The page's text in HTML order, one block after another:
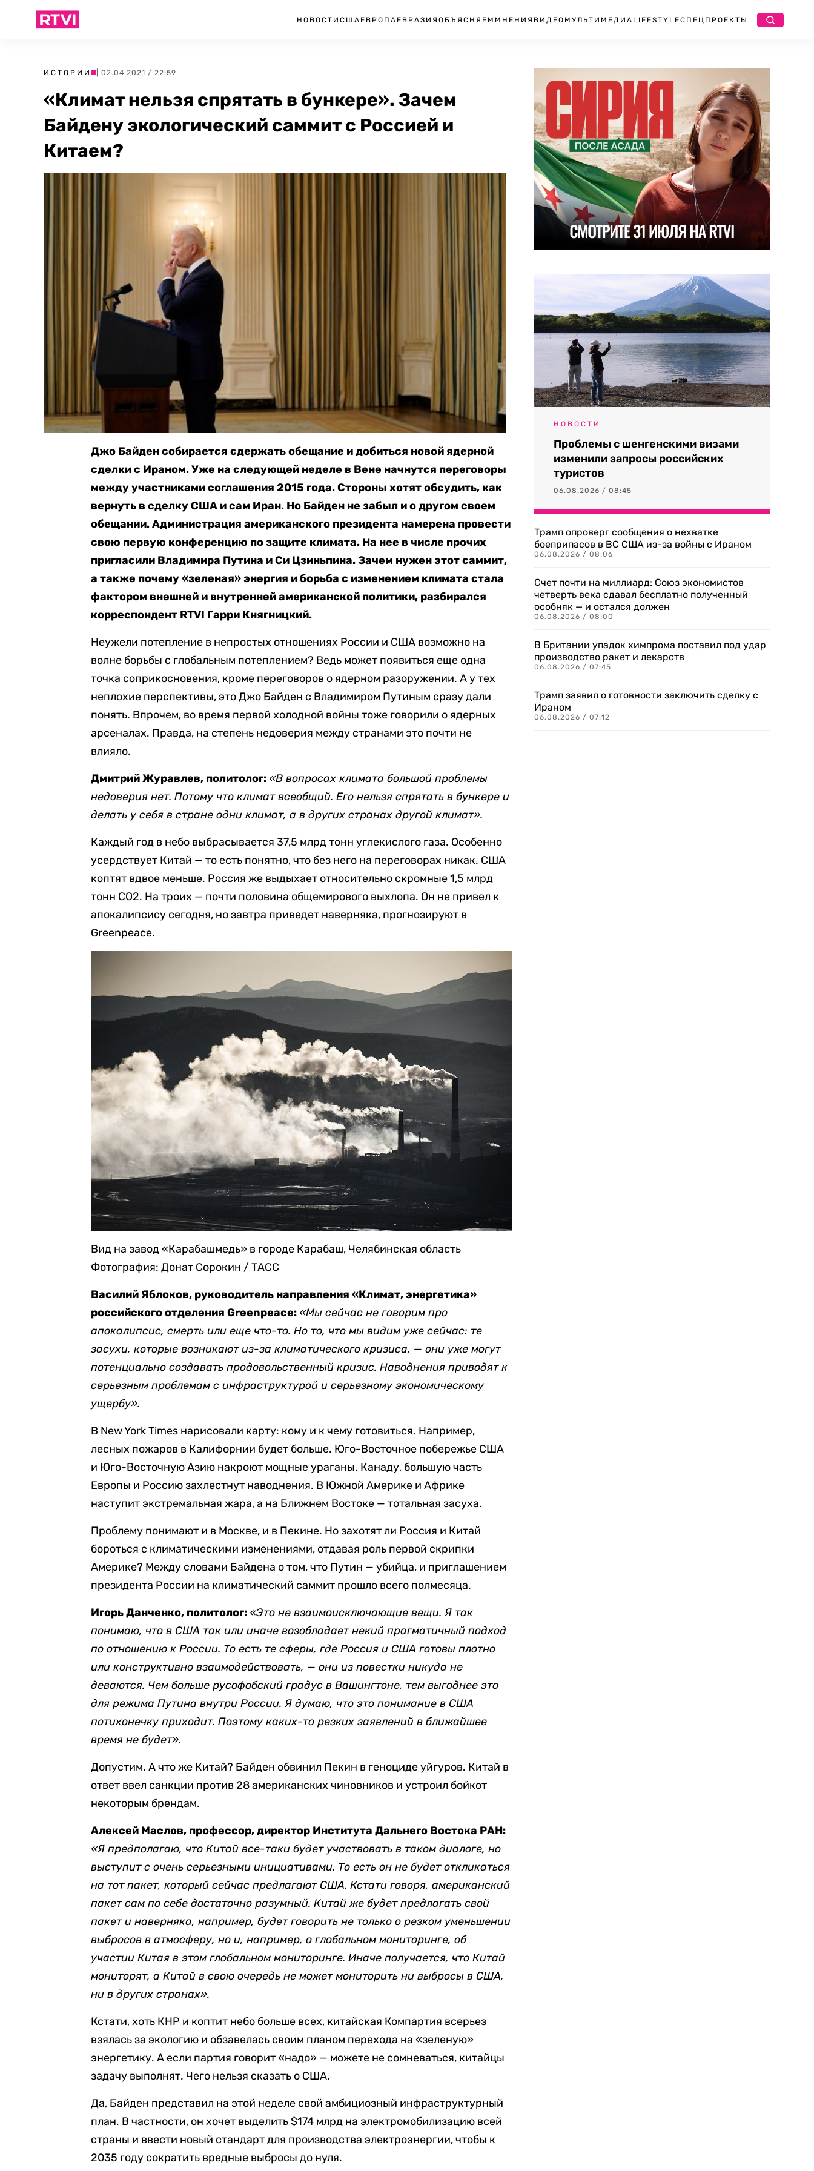
НОВОСТИ США ЕВРОПА ЕВРАЗИЯ ОБЪЯСНЯЕМ МНЕНИЯ ВИДЕО МУЛЬТИМЕДИА LIFESTYLEСПЕЦПРОЕКТЫ
ИСТОРИИ | 02.04.2021 / 22:59
«Климат нельзя спрятать в бункере». Зачем
Байдену экологический саммит с Россией и
Китаем?
Джо Байден собирается сдержать обещание и добиться новой ядерной
сделки с Ираном. Уже на следующей неделе в Вене начнутся переговоры
между участниками соглашения 2015 года. Стороны хотят обсудить, как
вернуть в сделку США и сам Иран. Но Байден не забыл и о другом своем
обещании. Администрация американского президента намерена провести
свою первую конференцию по защите климата. На нее в числе прочих
пригласили Владимира Путина и Си Цзиньпина. Зачем нужен этот саммит,
а также почему «зеленая» энергия и борьба с изменением климата стала
фактором внешней и внутренней американской политики, разбирался
корреспондент RTVI Гарри Княгницкий.
Неужели потепление в непростых отношениях России и США возможно на
волне борьбы с глобальным потеплением? Ведь может появиться еще одна
точка соприкосновения, кроме переговоров о ядерном разоружении. А у тех
неплохие перспективы, это Джо Байден с Владимиром Путиным сразу дали
понять. Впрочем, во время первой холодной войны тоже говорили о ядерных
арсеналах. Правда, на степень недоверия между странами это почти не
влияло.
Дмитрий Журавлев, политолог: «В вопросах климата большой проблемы
недоверия нет. Потому что климат всеобщий. Его нельзя спрятать в бункере и
делать у себя в стране одни климат, а в других странах другой климат».
Каждый год в небо выбрасывается 37,5 млрд тонн углекислого газа. Особенно
усердствует Китай — то есть понятно, что без него на переговорах никак. США
коптят вдвое меньше. Россия же выдыхает относительно скромные 1,5 млрд
тонн СО2. На троих — почти половина общемирового выхлопа. Он не привел к
апокалипсису сегодня, но завтра приведет наверняка, прогнозируют в
Greenpeace.
Вид на завод «Карабашмедь» в городе Карабаш, Челябинская область
Фотография: Донат Сорокин / ТАСС
Василий Яблоков, руководитель направления «Климат, энергетика»
российского отделения Greenpeace: «Мы сейчас не говорим про
апокалипсис, смерть или еще что-то. Но то, что мы видим уже сейчас: те
засухи, которые возникают из-за климатического кризиса, — они уже могут
потенциально создавать продовольственный кризис. Наводнения приводят к
серьезным проблемам с инфраструктурой и серьезному экономическому
ущербу».
В New York Times нарисовали карту: кому и к чему готовиться. Например,
лесных пожаров в Калифорнии будет больше. Юго-Восточное побережье США
и Юго-Восточную Азию накроют мощные ураганы. Канаду, большую часть
Европы и Россию захлестнут наводнения. В Южной Америке и Африке
наступит экстремальная жара, а на Ближнем Востоке — тотальная засуха.
Проблему понимают и в Москве, и в Пекине. Но захотят ли Россия и Китай
бороться с климатическими изменениями, отдавая роль первой скрипки
Америке? Между словами Байдена о том, что Путин — убийца, и приглашением
президента России на климатический саммит прошло всего полмесяца.
Игорь Данченко, политолог: «Это не взаимоисключающие вещи. Я так
понимаю, что в США так или иначе возобладает некий прагматичный подход
по отношению к России. То есть те сферы, где Россия и США готовы плотно
или конструктивно взаимодействовать, — они из повестки никуда не
деваются. Чем больше русофобский градус в Вашингтоне, тем выгоднее это
для режима Путина внутри России. Я думаю, что это понимание в США
потихонечку приходит. Поэтому каких-то резких заявлений в ближайшее
время не будет».
Допустим. А что же Китай? Байден обвинил Пекин в геноциде уйгуров. Китай в
ответ ввел санкции против 28 американских чиновников и устроил бойкот
некоторым брендам.
Алексей Маслов, профессор, директор Института Дальнего Востока РАН:
«Я предполагаю, что Китай все-таки будет участвовать в таком диалоге, но
выступит с очень серьезными инициативами. То есть он не будет откликаться
на тот пакет, который сейчас предлагают США. Кстати говоря, американский
пакет сам по себе достаточно разумный. Китай же будет предлагать свой
пакет и наверняка, например, будет говорить не только о резком уменьшении
выбросов в атмосферу, но и, например, о глобальном мониторинге, об
участии Китая в этом глобальном мониторинге. Иначе получается, что Китай
мониторят, а Китай в свою очередь не может мониторить ни выбросы в США,
ни в других странах».
Кстати, хоть КНР и коптит небо больше всех, китайская Компартия всерьез
взялась за экологию и обзавелась своим планом перехода на «зеленую»
энергетику. А если партия говорит «надо» — можете не сомневаться, китайцы
задачу выполнят. Чего нельзя сказать о США.
Да, Байден представил на этой неделе свой амбициозный инфраструктурный
план. В частности, он хочет выделить $174 млрд на электромобилизацию всей
страны и ввести новый стандарт для производства электроэнергии, чтобы к
2035 году сократить вредные выбросы до нуля.
НОВОСТИ
Проблемы с шенгенскими визами
изменили запросы российских
туристов
06.08.2026 / 08:45
Трамп опроверг сообщения о нехватке
боеприпасов в ВС США из-за войны с Ираном
06.08.2026 / 08:06
Счет почти на миллиард: Союз экономистов
четверть века сдавал бесплатно полученный
особняк — и остался должен
06.08.2026 / 08:00
В Британии упадок химпрома поставил под удар
производство ракет и лекарств
06.08.2026 / 07:45
Трамп заявил о готовности заключить сделку с
Ираном
06.08.2026 / 07:12